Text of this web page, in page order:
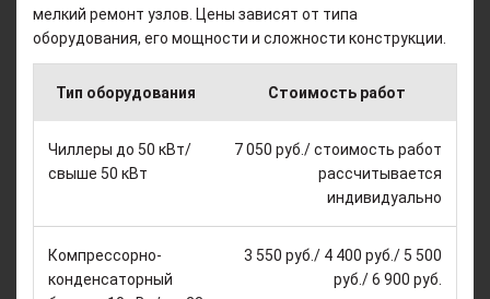
мелкий ремонт узлов. Цены зависят от типа
оборудования, его мощности и сложности конструкции.
Тип оборудования Стоимость работ
Чиллеры до 50 кВт/
свыше 50 кВт
7 050 руб./ стоимость работ
рассчитывается
индивидуально
Компрессорно-
конденсаторный
3 550 руб./ 4 400 руб./ 5 500
руб./ 6 900 руб.